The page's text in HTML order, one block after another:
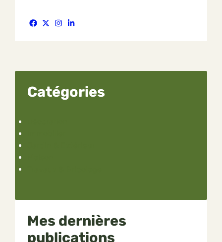
Catégories
Mes dernières
publications